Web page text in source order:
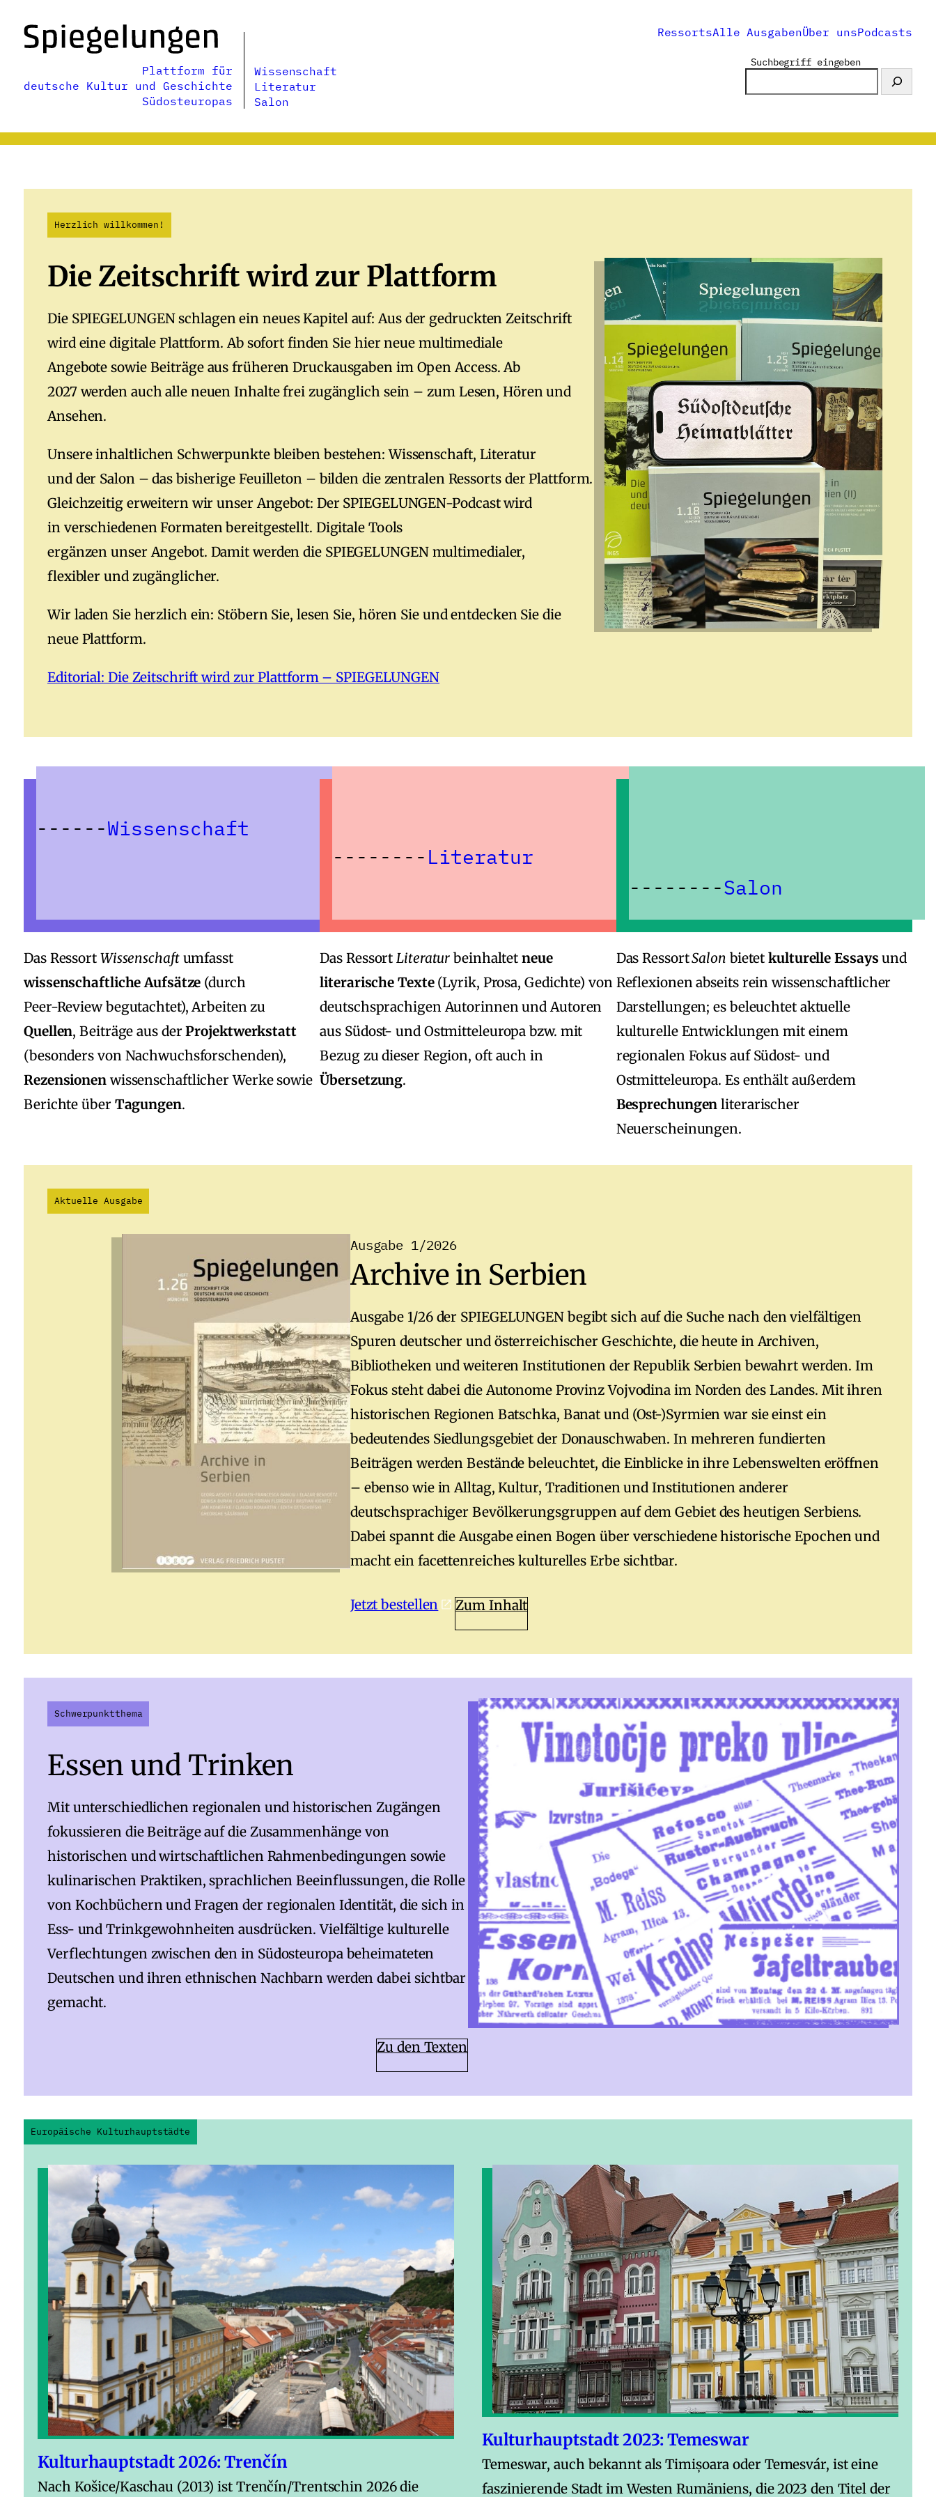
Inhalt
springen
Plattform für
deutsche Kultur und Geschichte
Südosteuropas
Wissenschaft
Literatur
Salon
RessortsAlle AusgabenÜber unsPodcasts
Suchbegriff eingeben
Herzlich willkommen!
Die Zeitschrift wird zur Plattform
Die SPIEGELUNGEN schlagen ein neues Kapitel auf: Aus der gedruckten Zeitschrift
wird eine digitale Plattform. Ab sofort finden Sie hier neue multimediale
Angebote sowie Beiträge aus früheren Druckausgaben im Open Access. Ab
2027 werden auch alle neuen Inhalte frei zugänglich sein – zum Lesen, Hören und
Ansehen.
Unsere inhaltlichen Schwerpunkte bleiben bestehen: Wissenschaft, Literatur
und der Salon – das bisherige Feuilleton – bilden die zentralen Ressorts der Plattform.
Gleichzeitig erweitern wir unser Angebot: Der SPIEGELUNGEN-Podcast wird
in verschiedenen Formaten bereitgestellt. Digitale Tools
ergänzen unser Angebot. Damit werden die SPIEGELUNGEN multimedialer,
flexibler und zugänglicher.
Wir laden Sie herzlich ein: Stöbern Sie, lesen Sie, hören Sie und entdecken Sie die
neue Plattform.
Editorial: Die Zeitschrift wird zur Plattform – SPIEGELUNGEN
Wissenschaft
Das Ressort Wissenschaftumfasst
wissenschaftliche Aufsätze (durch
Peer‑Review begutachtet), Arbeiten zu
Quellen, Beiträge aus derProjektwerkstatt
(besonders von Nachwuchsforschenden),
Rezensionenwissenschaftlicher Werke sowie
Berichte über Tagungen.
Literatur
Das RessortLiteratur beinhaltetneue
literarische Texte(Lyrik, Prosa, Gedichte) von
deutschsprachigen Autorinnen und Autoren
aus Südost‑ und Ostmitteleuropa bzw. mit
Bezug zu dieser Region, oft auch in
Übersetzung.
Salon
Das RessortSalon bietetkulturelle Essaysund
Reflexionen abseits rein wissenschaftlicher
Darstellungen; es beleuchtet aktuelle
kulturelle Entwicklungen mit einem
regionalen Fokus auf Südost‑ und
Ostmitteleuropa. Es enthält außerdem
Besprechungenliterarischer
Neuerscheinungen.
Aktuelle Ausgabe
Ausgabe 1/2026
Archive in Serbien
Ausgabe 1/26 der SPIEGELUNGEN begibt sich auf die Suche nach den vielfältigen
Spuren deutscher und österreichischer Geschichte, die heute in Archiven,
Bibliotheken und weiteren Institutionen der Republik Serbien bewahrt werden. Im
Fokus steht dabei die Autonome Provinz Vojvodina im Norden des Landes. Mit ihren
historischen Regionen Batschka, Banat und (Ost-)Syrmien war sie einst ein
bedeutendes Siedlungsgebiet der Donauschwaben. In mehreren fundierten
Beiträgen werden Bestände beleuchtet, die Einblicke in ihre Lebenswelten eröffnen
– ebenso wie in Alltag, Kultur, Traditionen und Institutionen anderer
deutschsprachiger Bevölkerungsgruppen auf dem Gebiet des heutigen Serbiens.
Dabei spannt die Ausgabe einen Bogen über verschiedene historische Epochen und
macht ein facettenreiches kulturelles Erbe sichtbar.
Jetzt bestellen Zum Inhalt
Schwerpunktthema
Essen und Trinken
Mit unterschiedlichen regionalen und historischen Zugängen
fokussieren die Beiträge auf die Zusammenhänge von
historischen und wirtschaftlichen Rahmenbedingungen sowie
kulinarischen Praktiken, sprachlichen Beeinflussungen, die Rolle
von Kochbüchern und Fragen der regionalen Identität, die sich in
Ess- und Trinkgewohnheiten ausdrücken. Vielfältige kulturelle
Verflechtungen zwischen den in Südosteuropa beheimateten
Deutschen und ihren ethnischen Nachbarn werden dabei sichtbar
gemacht.
Zu den Texten
Europäische Kulturhauptstädte
Kulturhauptstadt 2026: Trenčín
Nach Košice/Kaschau (2013) ist Trenčín/Trentschin 2026 die
Kulturhauptstadt 2023: Temeswar
Temeswar, auch bekannt als Timișoara oder Temesvár, ist eine
faszinierende Stadt im Westen Rumäniens, die 2023 den Titel der